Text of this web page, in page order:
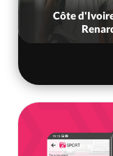
Côte